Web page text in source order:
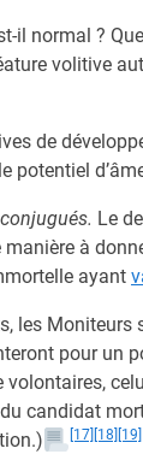
il normal ?
volitive
de
potentiel
Le
à
ayant
les
pour un
candidat
[17] [18] [19]